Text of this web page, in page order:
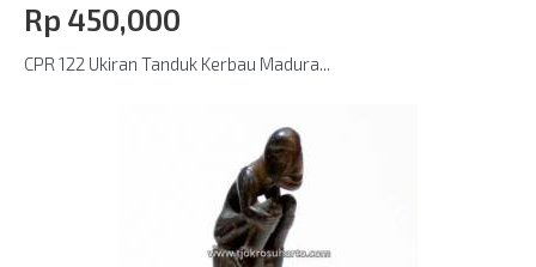
Rp‎ 450,000
CPR 122 Ukiran Tanduk Kerbau Madura...